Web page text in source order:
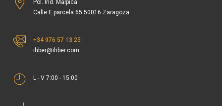
Pol. Ind. Malpica
Calle E parcela 65 50016 Zaragoza
+34 976 57 13 25
ihber@ihber.com
L - V 7:00 - 15:00